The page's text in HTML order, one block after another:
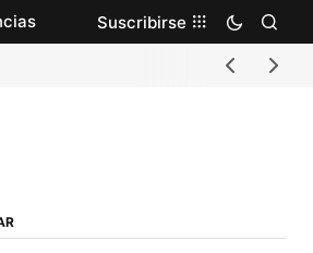
Suscribirse